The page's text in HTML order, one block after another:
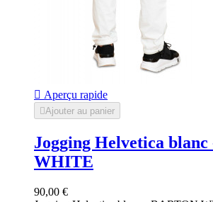
 Aperçu rapide
Ajouter au panier
Jogging Helvetica
WHITE
90,00 €